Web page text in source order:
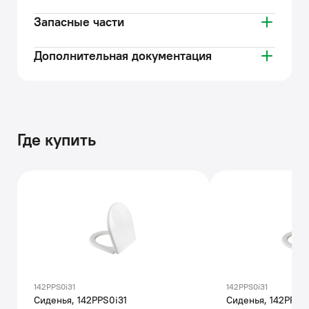
Запасные части
Дополнительная документация
Где купить
142PPS0i31
Сиденья, 142PPS0i31
142PPS0i31
Сиденья,